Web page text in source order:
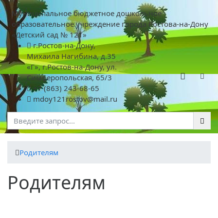
Муниципальное бюджетное дошкольное
образовательное учреждение города Ростова-на-Дону
«Детский сад № 121»
г.Ростов-на-Дону,
Михаила Нагибина, д.35
«Г», г.Ростов-на-Дону, ул.
Симферопольская, 65/3
+7 (863) 243-68-65
mdoy121rostov@mail.ru
Родителям
Родителям